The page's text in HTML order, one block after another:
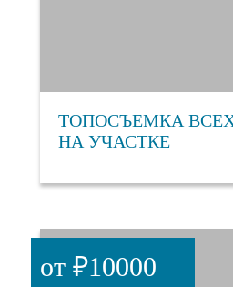
ТОПОСЪЕМКА
НА УЧАСТКЕ
от ₽10000